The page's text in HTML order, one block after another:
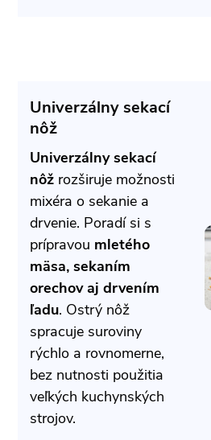
Univerzálny sekací
nôž
Univerzálny sekací
nôž rozširuje možnosti
mixéra o sekanie a
drvenie. Poradí si s
prípravou mletého
mäsa, sekaním
orechov aj drvením
ľadu. Ostrý nôž
spracuje suroviny
rýchlo a rovnomerne,
bez nutnosti použitia
veľkých kuchynských
strojov.